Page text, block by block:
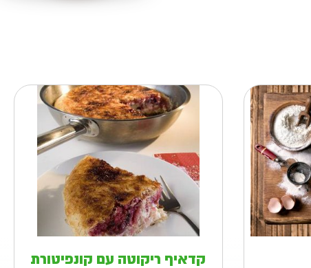
קדאיף ריקוטה עם קונפיטורת